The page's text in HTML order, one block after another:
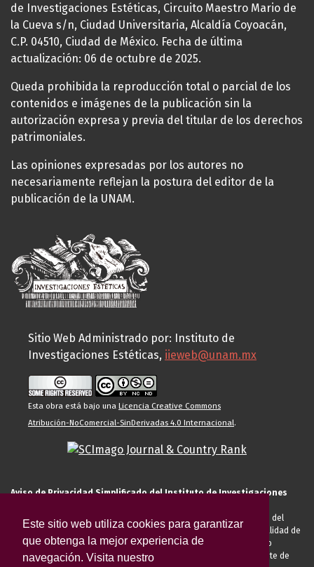
Este sitio web utiliza cookies para garantizar
que obtenga la mejor experiencia de
navegación. Visita nuestro
de Investigaciones Estéticas, Circuito Maestro Mario de
la Cueva s/n, Ciudad Universitaria, Alcaldía Coyoacán,
C.P. 04510, Ciudad de México. Fecha de última
actualización: 06 de octubre de 2025.
Queda prohibida la reproducción total o parcial de los
contenidos e imágenes de la publicación sin la
autorización expresa y previa del titular de los derechos
patrimoniales.
Las opiniones expresadas por los autores no
necesariamente reflejan la postura del editor de la
publicación de la UNAM.
Sitio Web Administrado por: Instituto de
Investigaciones Estéticas, iieweb@unam.mx
Esta obra está bajo una Licencia Creative Commons
Atribución-NoComercial-SinDerivadas 4.0 Internacional.
Aviso de Privacidad Simplificado del Instituto de Investigaciones
El Instituto de Investigaciones Estéticas de la UNAM, es responsable del
tratamiento de sus datos personales para el registro de usted en calidad de
alumno, docente, personal de la entidad académica, conferencista o
invitado externo (nacional o extranjero), visitante, proveedor o cliente de